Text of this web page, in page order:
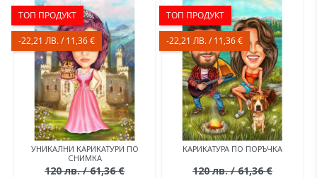
УНИКАЛНИ КАРИКАТУРИ ПО
СНИМКА
120 лв. / 61,36 €
ТОП ПРОДУКТ
-22,21 ЛВ. / 11,36 €
КАРИКАТУРА ПО ПОРЪЧКА
120 лв. / 61,36 €
ТОП ПРОДУКТ
-22,21 ЛВ. / 11,36 €